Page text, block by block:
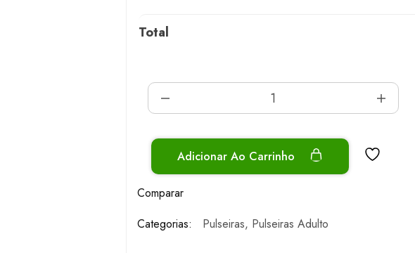
Total
Adicionar Ao Carrinho
Comparar
Categorias:
Pulseiras, Pulseiras Adulto